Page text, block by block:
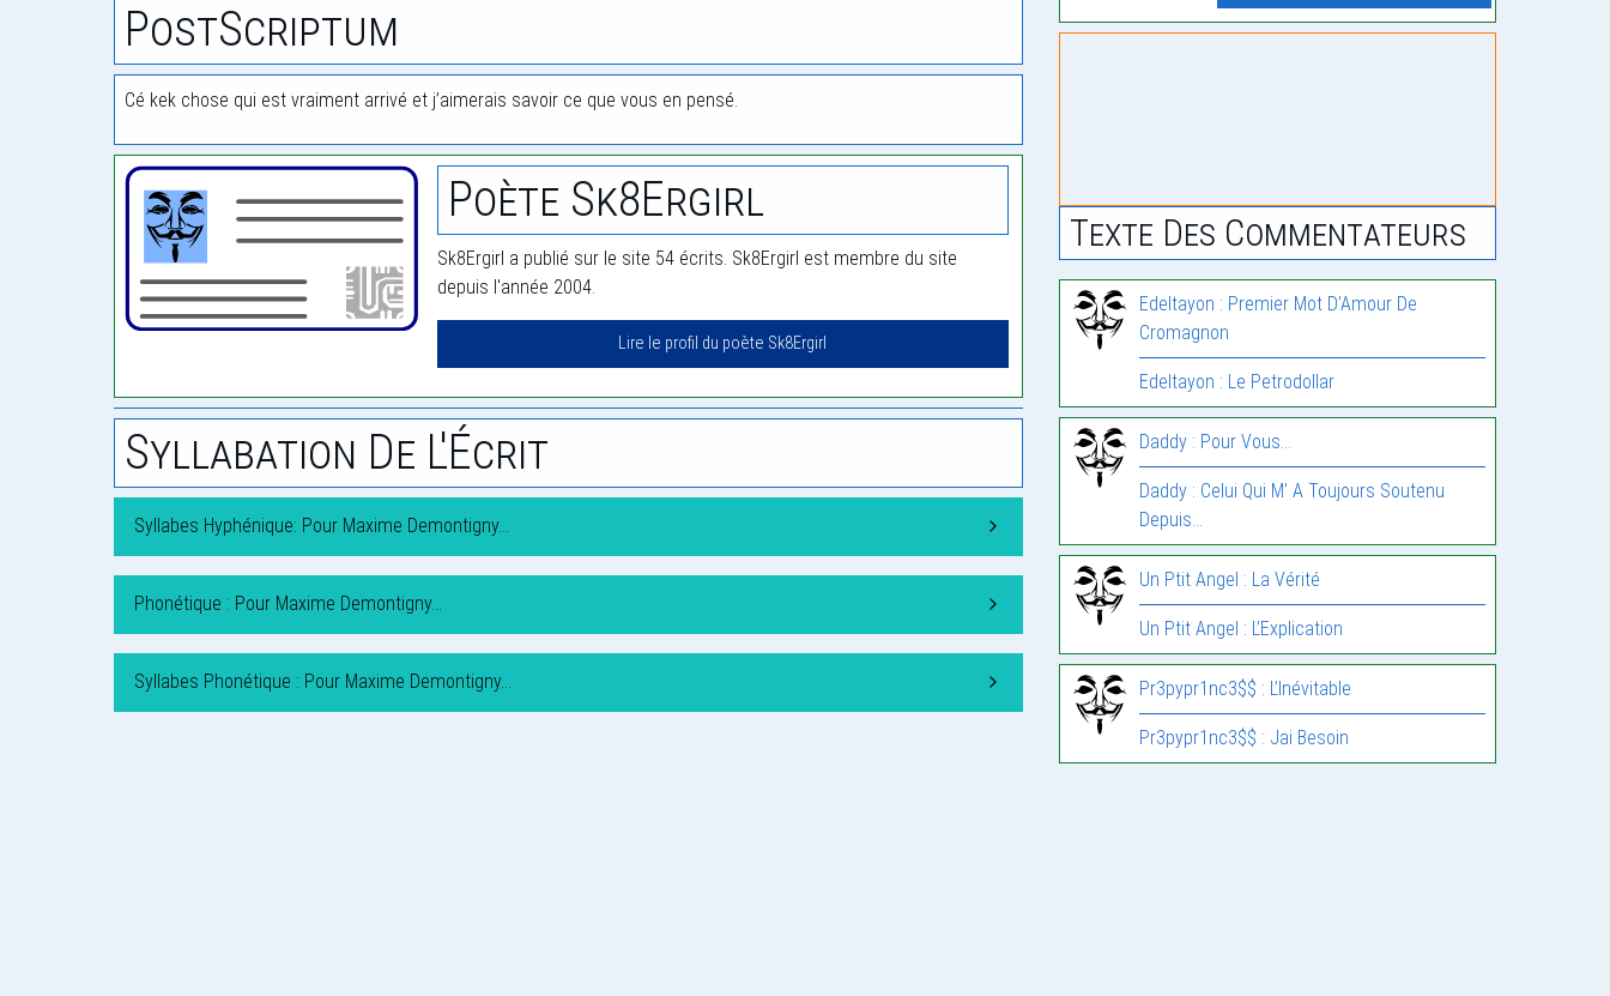
PostScriptum
Cé kek chose qui est vraiment arrivé et j’aimerais savoir ce que vous en pensé.
Poète Sk8Ergirl
Sk8Ergirl a publié sur le site 54 écrits. Sk8Ergirl est membre du site
depuis l'année 2004.
Lire le profil du poète Sk8Ergirl
Syllabation De L'Écrit
Syllabes Hyphénique: Pour Maxime Demontigny…
Phonétique : Pour Maxime Demontigny…
Syllabes Phonétique : Pour Maxime Demontigny…
Texte Des Commentateurs
Edeltayon : Premier Mot D’Amour De
Cromagnon
Edeltayon : Le Petrodollar
Daddy : Pour Vous…
Daddy : Celui Qui M’ A Toujours Soutenu
Depuis…
Un Ptit Angel : La Vérité
Un Ptit Angel : L’Explication
Pr3pypr1nc3$$ : L’Inévitable
Pr3pypr1nc3$$ : Jai Besoin